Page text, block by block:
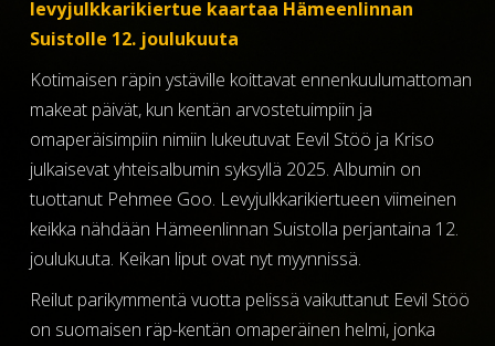
levyjulkkarikiertue kaartaa Hämeenlinnan
Suistolle 12. joulukuuta
Kotimaisen räpin ystäville koittavat ennenkuulumattoman
makeat päivät, kun kentän arvostetuimpiin ja
omaperäisimpiin nimiin lukeutuvat Eevil Stöö ja Kriso
julkaisevat yhteisalbumin syksyllä 2025. Albumin on
tuottanut Pehmee Goo. Levyjulkkarikiertueen viimeinen
keikka nähdään Hämeenlinnan Suistolla perjantaina 12.
joulukuuta. Keikan liput ovat nyt myynnissä.
Reilut parikymmentä vuotta pelissä vaikuttanut Eevil Stöö
on suomaisen räp-kentän omaperäinen helmi, jonka